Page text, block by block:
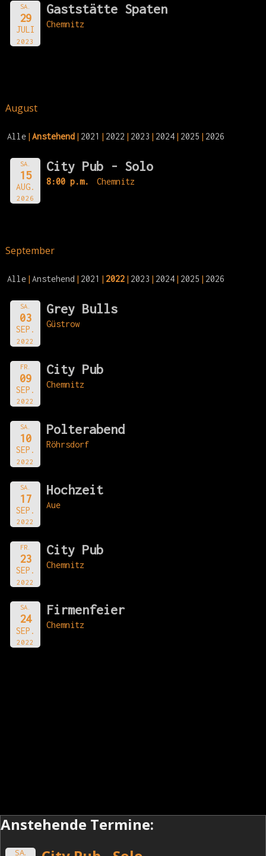
SA.
29
JULI
2023
Gaststätte Spaten
Chemnitz
August
Alle Anstehend 2021 2022 2023 2024 2025 2026
SA.
15
AUG.
2026
City Pub - Solo
8:00 p.m. Chemnitz
September
Alle Anstehend 2021 2022 2023 2024 2025 2026
SA.
03
SEP.
2022
Grey Bulls
Güstrow
FR.
09
SEP.
2022
City Pub
Chemnitz
SA.
10
SEP.
2022
Polterabend
Röhrsdorf
SA.
17
SEP.
2022
Hochzeit
Aue
FR.
23
SEP.
2022
City Pub
Chemnitz
SA.
24
SEP.
2022
Firmenfeier
Chemnitz
Anstehende Termine:
SA.